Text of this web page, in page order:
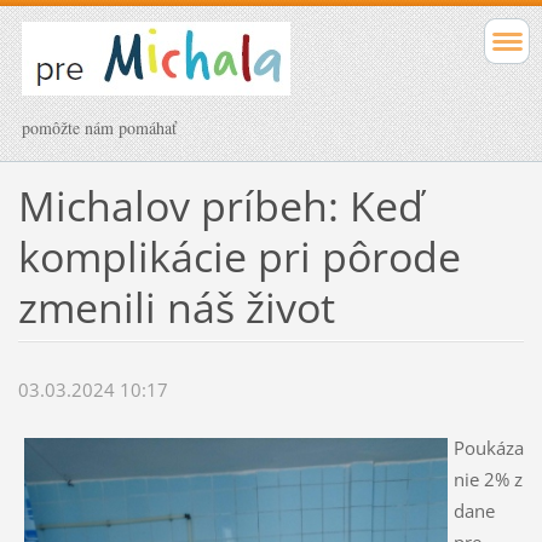
pomôžte nám pomáhať
Michalov príbeh: Keď
komplikácie pri pôrode
zmenili náš život
03.03.2024 10:17
Poukáza
nie 2% z
dane